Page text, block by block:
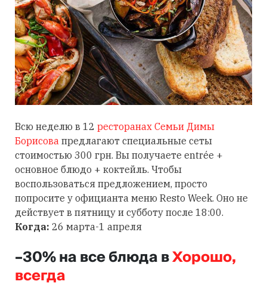
Всю неделю в 12 ресторанах Семьи Димы
Борисова предлагают специальные сеты
стоимостью 300 грн. Вы получаете entrée +
основное блюдо + коктейль. Чтобы
воспользоваться предложением, просто
попросите у официанта меню Resto Week. Оно не
действует в пятницу и субботу после 18:00.
Когда: 26 марта-1 апреля
–30% на все блюда вХорошо,
всегда